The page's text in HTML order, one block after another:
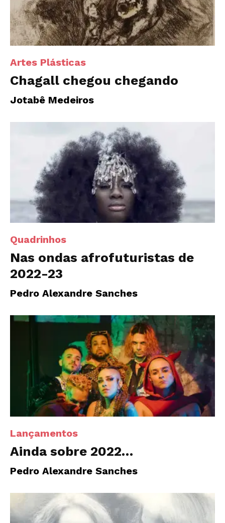
Artes Plásticas
Chagall chegou chegando
Jotabê Medeiros
Quadrinhos
Nas ondas afrofuturistas de
2022-23
Pedro Alexandre Sanches
Lançamentos
Ainda sobre 2022…
Pedro Alexandre Sanches